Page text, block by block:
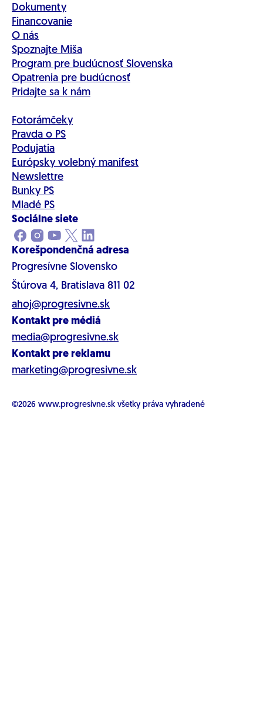
Dokumenty
Financovanie
O nás
Spoznajte Miša
Program pre budúcnosť Slovenska
Opatrenia pre budúcnosť
Pridajte sa k nám
Fotorámčeky
Pravda o PS
Podujatia
Európsky volebný manifest
Newslettre
Bunky PS
Mladé PS
Sociálne siete
Korešpondenčná adresa
Progresívne Slovensko
Štúrova 4, Bratislava 811 02
ahoj@progresivne.sk
Kontakt pre médiá
media@progresivne.sk
Kontakt pre reklamu
marketing@progresivne.sk
©2026 www.progresivne.sk všetky práva vyhradené